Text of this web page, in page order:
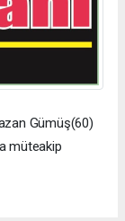
Gümüş(60)
müteakip